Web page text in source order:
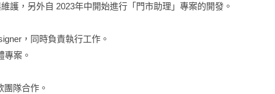
護，另外自 2023年中開始進行「門市助理」專案的開發。
，同時負責執行工作。
專案。
隊合作。